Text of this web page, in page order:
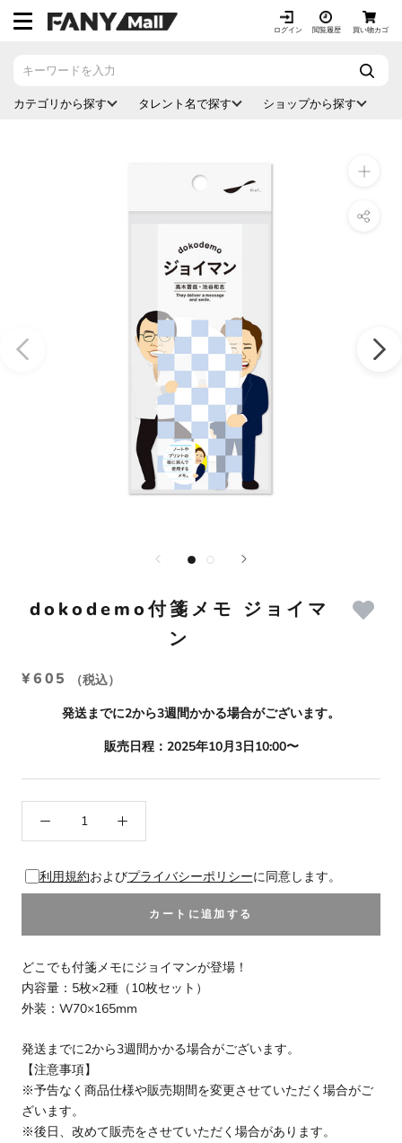
ログイン 閲覧履歴 買い物カゴ
カテゴリから探す タレント名で探す ショップから探す
dokodemo付箋メモ ジョイマ
ン
¥605
（税込）
発送までに2から3週間かかる場合がございます。
販売日程：2025年10月3日10:00〜
利用規約およびプライバシーポリシーに同意します。
カートに追加する
どこでも付箋メモにジョイマンが登場！
内容量：5枚×2種（10枚セット）
外装：W70×165mm
発送までに2から3週間かかる場合がございます。
【注意事項】
※予告なく商品仕様や販売期間を変更させていただく場合がご
ざいます。
※後日、改めて販売をさせていただく場合があります。